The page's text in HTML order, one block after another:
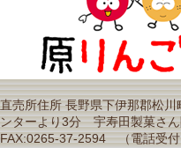
直売所住所 長野県下伊那郡松
ンターより3分 宇寿田製菓さ
FAX:0265-37-2594 （電話受